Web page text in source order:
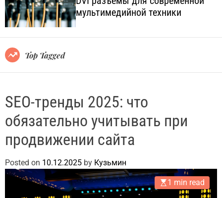
l
.
c
o
m
o
l
e
мультимедийной техники
Top Tagged
SEO-тренды 2025: что
обязательно учитывать при
продвижении сайта
Posted on 10.12.2025 by Кузьмин
1 min read